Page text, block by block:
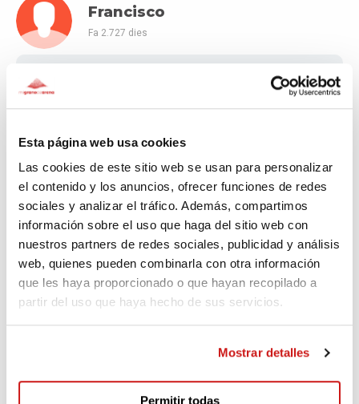
Esta página web usa cookies
Las cookies de este sitio web se usan para personalizar
el contenido y los anuncios, ofrecer funciones de redes
sociales y analizar el tráfico. Además, compartimos
información sobre el uso que haga del sitio web con
nuestros partners de redes sociales, publicidad y análisis
web, quienes pueden combinarla con otra información
que les haya proporcionado o que hayan recopilado a
partir del uso que haya hecho de sus servicios.
Mostrar detalles
Permitir todas
Francisco
Fa 2.727 dies
Una petita aportació per la educació dels nens
El meu granet de sorra. Espero que amb tots els
Antonio
Moltes gràcies per la vostra feina